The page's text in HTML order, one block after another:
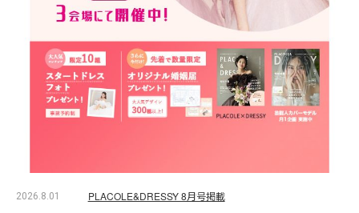
2026.8.01 PLACOLE&DRESSY 8月号掲載